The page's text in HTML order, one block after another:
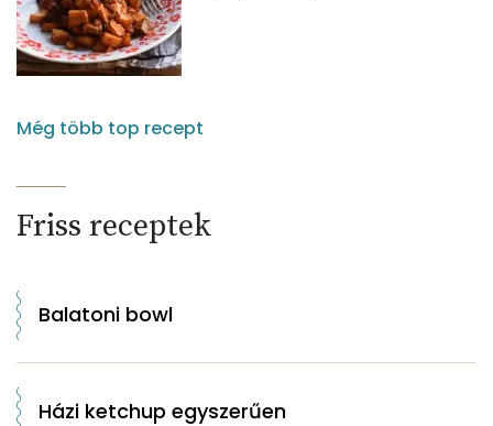
Még több top recept
Friss receptek
Balatoni bowl
Házi ketchup egyszerűen